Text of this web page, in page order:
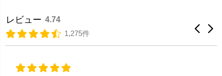
レビュー 4.74
1,275件